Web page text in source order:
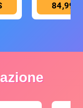
84,99 €